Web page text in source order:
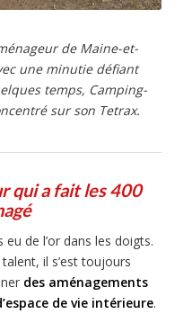
de Maine-et-
une minutie défiant
temps, Camping-
sur son Tetrax.
qui a fait les 400
de l’or dans les doigts.
il s’est toujours
des aménagements
de vie intérieure.